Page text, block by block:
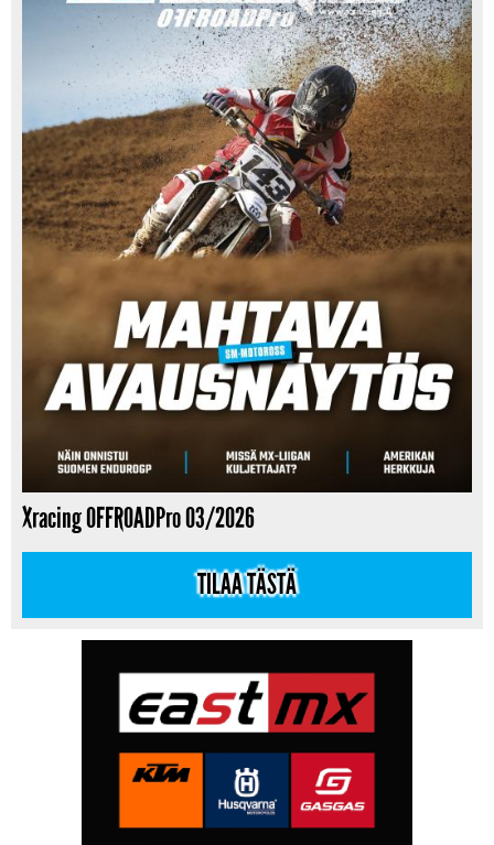
Xracing OFFROADPro 03/2026
TILAA TÄSTÄ